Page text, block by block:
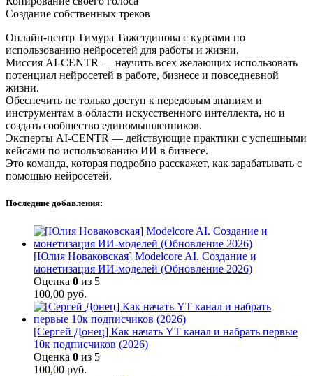
Создание собственных треков
Онлайн-центр Тимура Тажетдинова с курсами по
использованию нейросетей для работы и жизни.
Миссия AI-CENTR — научить всех желающих использовать
потенциал нейросетей в работе, бизнесе и повседневной
жизни.
Обеспечить не только доступ к передовым знаниям и
инструментам в области искусственного интеллекта, но и
создать сообщество единомышленников.
Эксперты AI-CENTR — действующие практики с успешными
кейсами по использованию ИИ в бизнесе.
Это команда, которая подробно расскажет, как зарабатывать с
помощью нейросетей.
Последние добавления:
[Юлия Новаковская] Modelcore AI. Создание и
монетизация ИИ-моделей (Обновление 2026)
Оценка 0 из 5
100,00 руб.
[Сергей Донец] Как начать YT канал и набрать первые
10к подписчиков (2026)
Оценка 0 из 5
100,00 руб.